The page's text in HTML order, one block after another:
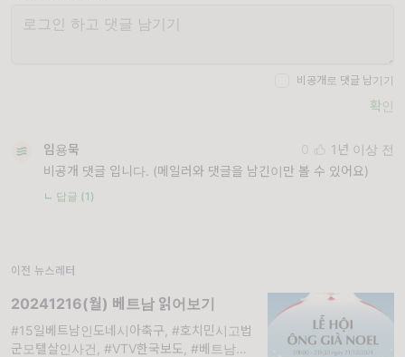
비공개로 댓글 남기기
확인
임용묵 0
1년 이상 전
비공개 댓글 입니다. (메일러와 댓글을 남긴이만 볼 수 있어요)
ㄴ 답글 (1)
이전 뉴스레터
20241216(월) 베트남 읽어보기
#15일베트남인도네시아축구, #호치민시고법
군모텔살인사건, #VTV한국보도, #베트남드론